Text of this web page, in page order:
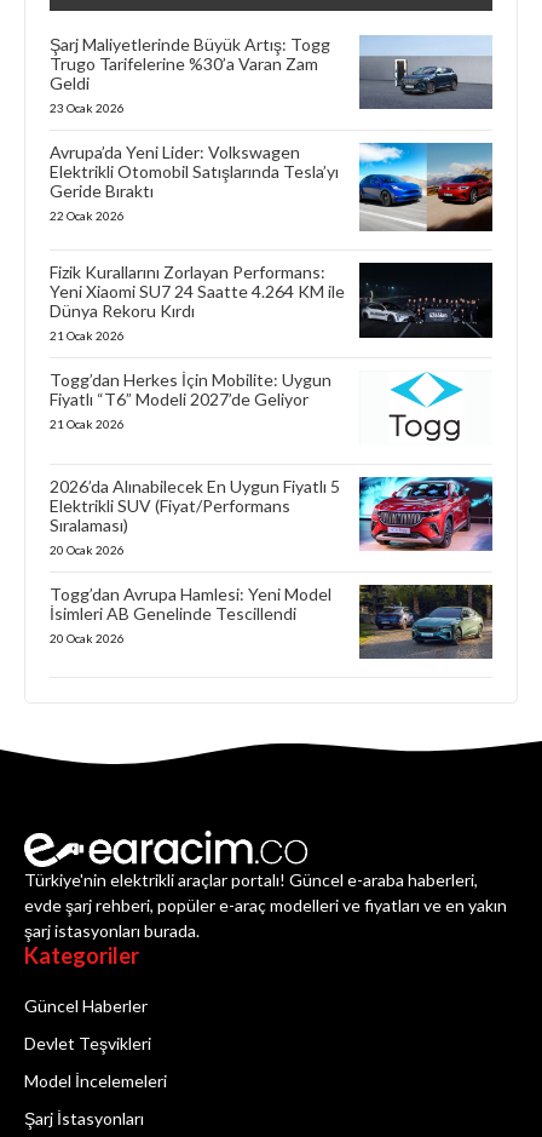
Şarj Maliyetlerinde Büyük Artış: Togg
Trugo Tarifelerine %30’a Varan Zam
Geldi
23 Ocak 2026
Avrupa’da Yeni Lider: Volkswagen
Elektrikli Otomobil Satışlarında Tesla’yı
Geride Bıraktı
22 Ocak 2026
Fizik Kurallarını Zorlayan Performans:
Yeni Xiaomi SU7 24 Saatte 4.264 KM ile
Dünya Rekoru Kırdı
21 Ocak 2026
Togg’dan Herkes İçin Mobilite: Uygun
Fiyatlı “T6” Modeli 2027’de Geliyor
21 Ocak 2026
2026’da Alınabilecek En Uygun Fiyatlı 5
Elektrikli SUV (Fiyat/Performans
Sıralaması)
20 Ocak 2026
Togg’dan Avrupa Hamlesi: Yeni Model
İsimleri AB Genelinde Tescillendi
20 Ocak 2026
Türkiye'nin elektrikli araçlar portalı! Güncel e-araba haberleri,
evde şarj rehberi, popüler e-araç modelleri ve fiyatları ve en yakın
şarj istasyonları burada.
Kategoriler
Güncel Haberler
Devlet Teşvikleri
Model İncelemeleri
Şarj İstasyonları